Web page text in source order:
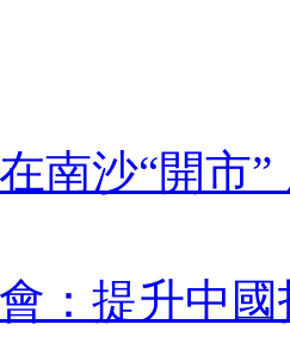
南沙“開市
：提升中